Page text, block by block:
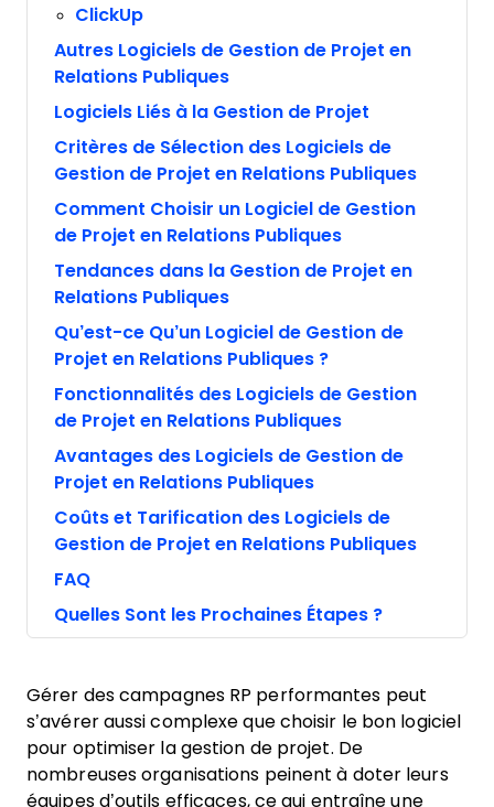
ClickUp
Autres Logiciels de Gestion de Projet en
Relations Publiques
Logiciels Liés à la Gestion de Projet
Critères de Sélection des Logiciels de
Gestion de Projet en Relations Publiques
Comment Choisir un Logiciel de Gestion
de Projet en Relations Publiques
Tendances dans la Gestion de Projet en
Relations Publiques
Qu’est-ce Qu’un Logiciel de Gestion de
Projet en Relations Publiques ?
Fonctionnalités des Logiciels de Gestion
de Projet en Relations Publiques
Avantages des Logiciels de Gestion de
Projet en Relations Publiques
Coûts et Tarification des Logiciels de
Gestion de Projet en Relations Publiques
FAQ
Quelles Sont les Prochaines Étapes ?
Gérer des campagnes RP performantes peut
s’avérer aussi complexe que choisir le bon logiciel
pour optimiser la gestion de projet. De
nombreuses organisations peinent à doter leurs
équipes d’outils efficaces, ce qui entraîne une